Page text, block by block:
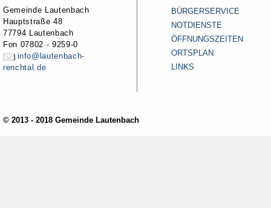
Gemeinde Lautenbach
Hauptstraße 48
77794 Lautenbach
Fon 07802 - 9259-0
info@lautenbach-
renchtal.de
BÜRGERSERVICE
NOTDIENSTE
ÖFFNUNGSZEITEN
ORTSPLAN
LINKS
© 2013 - 2018 Gemeinde Lautenbach